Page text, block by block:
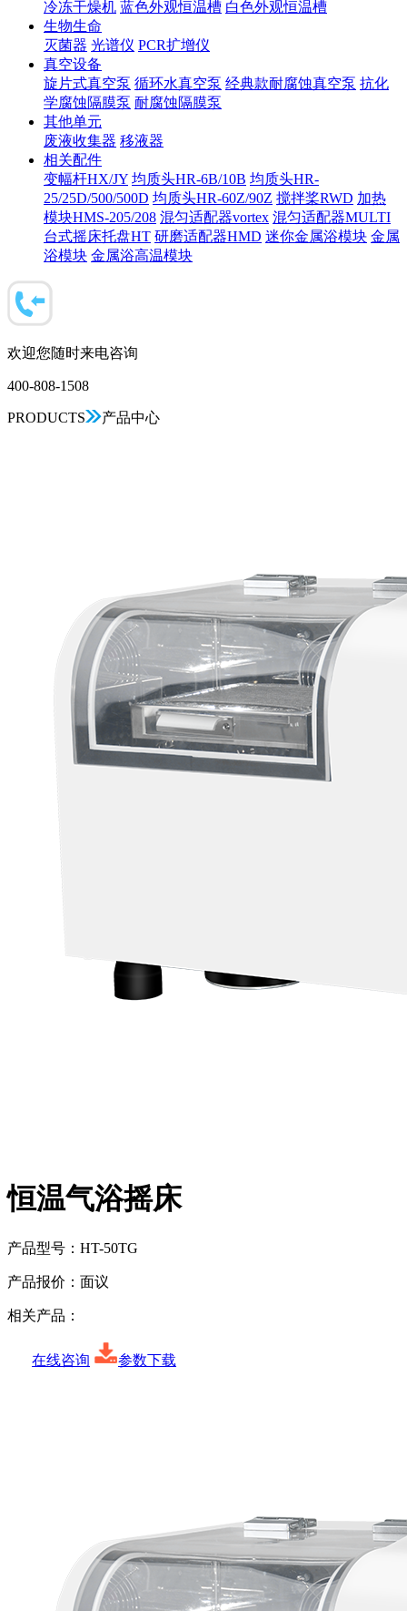
冷冻干燥机 蓝色外观恒温槽 白色外观恒温槽
生物生命
灭菌器 光谱仪 PCR扩增仪
真空设备
旋片式真空泵 循环水真空泵 经典款耐腐蚀真空泵 抗化
学腐蚀隔膜泵 耐腐蚀隔膜泵
其他单元
废液收集器 移液器
相关配件
变幅杆HX/JY 均质头HR-6B/10B 均质头HR-
25/25D/500/500D 均质头HR-60Z/90Z 搅拌桨RWD 加热
模块HMS-205/208 混匀适配器vortex 混匀适配器MULTI
台式摇床托盘HT 研磨适配器HMD 迷你金属浴模块 金属
浴模块 金属浴高温模块
欢迎您随时来电咨询
400-808-1508
PRODUCTS 产品中心
恒温气浴摇床
产品型号： HT-50TG
产品报价： 面议
相关产品：
在线咨询 参数下载